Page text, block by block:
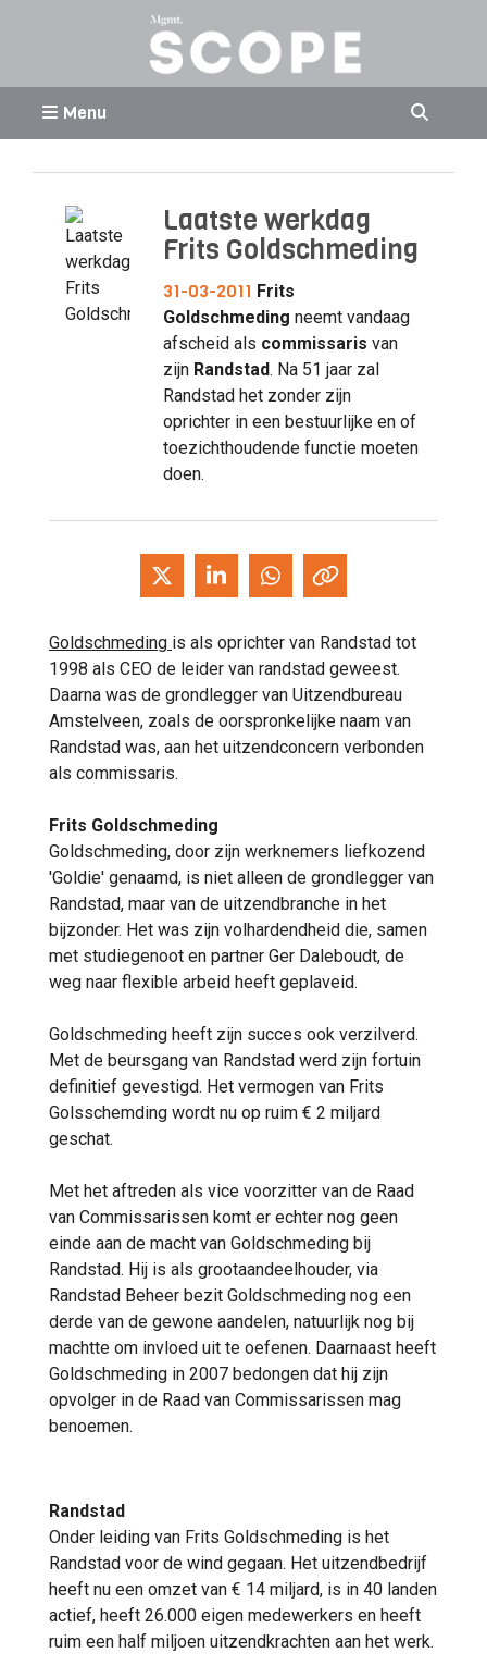
Menu
Laatste werkdag
Frits Goldschmeding
31-03-2011 Frits
Goldschmeding neemt vandaag
afscheid als commissaris van
zijn Randstad. Na 51 jaar zal
Randstad het zonder zijn
oprichter in een bestuurlijke en of
toezichthoudende functie moeten
doen.
Goldschmeding is als oprichter van Randstad tot
1998 als CEO de leider van randstad geweest.
Daarna was de grondlegger van Uitzendbureau
Amstelveen, zoals de oorspronkelijke naam van
Randstad was, aan het uitzendconcern verbonden
als commissaris.
Frits Goldschmeding
Goldschmeding, door zijn werknemers liefkozend
'Goldie' genaamd, is niet alleen de grondlegger van
Randstad, maar van de uitzendbranche in het
bijzonder. Het was zijn volhardendheid die, samen
met studiegenoot en partner Ger Daleboudt, de
weg naar flexible arbeid heeft geplaveid.
Goldschmeding heeft zijn succes ook verzilverd.
Met de beursgang van Randstad werd zijn fortuin
definitief gevestigd. Het vermogen van Frits
Golsschemding wordt nu op ruim € 2 miljard
geschat.
Met het aftreden als vice voorzitter van de Raad
van Commissarissen komt er echter nog geen
einde aan de macht van Goldschmeding bij
Randstad. Hij is als grootaandeelhouder, via
Randstad Beheer bezit Goldschmeding nog een
derde van de gewone aandelen, natuurlijk nog bij
machtte om invloed uit te oefenen. Daarnaast heeft
Goldschmeding in 2007 bedongen dat hij zijn
opvolger in de Raad van Commissarissen mag
benoemen.
Randstad
Onder leiding van Frits Goldschmeding is het
Randstad voor de wind gegaan. Het uitzendbedrijf
heeft nu een omzet van € 14 miljard, is in 40 landen
actief, heeft 26.000 eigen medewerkers en heeft
ruim een half miljoen uitzendkrachten aan het werk.